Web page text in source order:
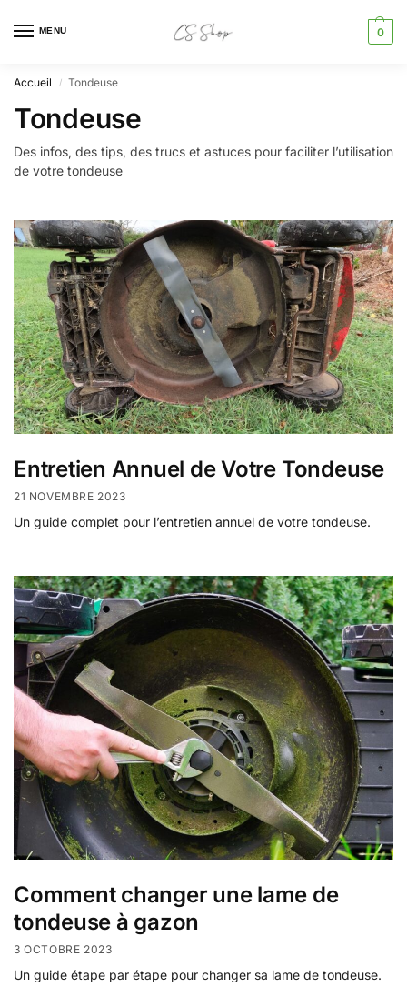
MENU 0
Accueil / Tondeuse
Tondeuse
Des infos, des tips, des trucs et astuces pour faciliter l’utilisation
de votre tondeuse
Entretien Annuel de Votre Tondeuse
21 NOVEMBRE 2023
Un guide complet pour l’entretien annuel de votre tondeuse.
Comment changer une lame de
tondeuse à gazon
3 OCTOBRE 2023
Un guide étape par étape pour changer sa lame de tondeuse.